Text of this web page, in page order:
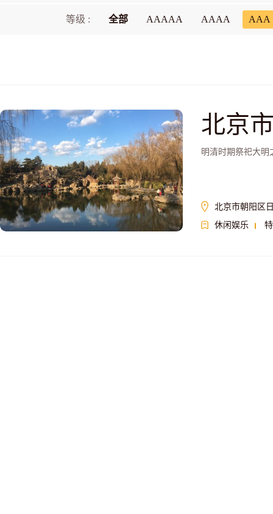
等级 : 全部 AAAAA AAAA AAA
北京
明清时期祭祀大明
北京市朝阳区
休闲娱乐